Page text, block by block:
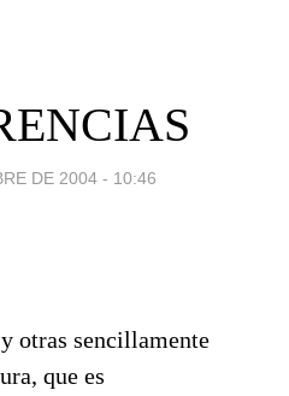
DE 2004 - 10:46
otras sencillamente
que es